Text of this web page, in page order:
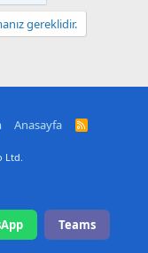
gereklidir.
Anasayfa
R
Ltd.
Teams